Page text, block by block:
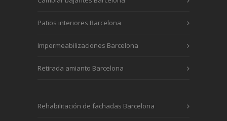
Patios interiores Barcelona
Impermeabilizaciones Barcelona
Retirada amianto Barcelona
Rehabilitación de fachadas Barcelona